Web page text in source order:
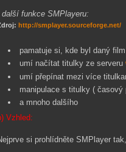
další funkce SMPlayeru:
http://smplayer.sourceforge.net/
pamatuje si, kde byl daný
umí načítat titulky ze serveru
umí přepínat mezi více
manipulace s titulky ( časový
a mnoho dalšího
Vzhled:
si prohlídněte SMPlayer